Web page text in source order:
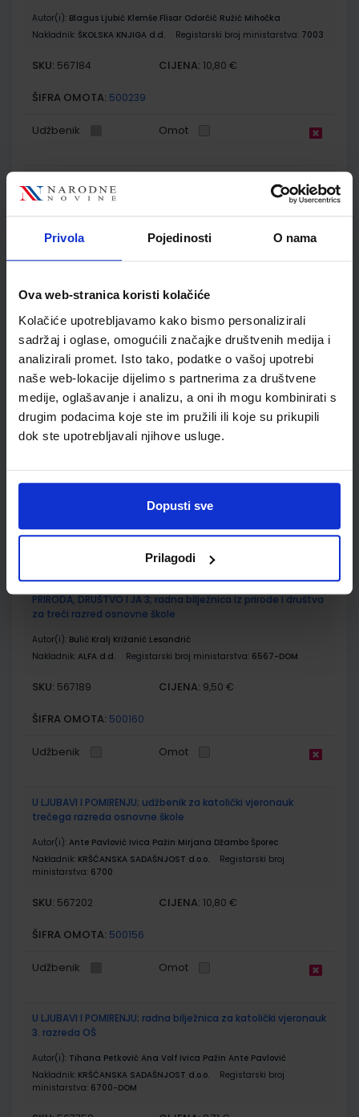
Privola Pojedinosti O nama
Ova web-stranica koristi kolačiće
Kolačiće upotrebljavamo kako bismo personalizirali
sadržaj i oglase, omogućili značajke društvenih medija i
analizirali promet. Isto tako, podatke o vašoj upotrebi
naše web-lokacije dijelimo s partnerima za društvene
medije, oglašavanje i analizu, a oni ih mogu kombinirati s
drugim podacima koje ste im pružili ili koje su prikupili
dok ste upotrebljavali njihove usluge.
Dopusti sve
Prilagodi
Autor(i): Blagus Ljubić Klemše Flisar Odorčić Ružić Mihočka
Nakladnik: ŠKOLSKA KNJIGA d.d. Registarski broj ministarstva: 7003
SKU: 567184 CIJENA: 10,80 €
ŠIFRA OMOTA: 500239
Udžbenik Omot
E-SVIJET 3; radna bilježnica informatike u trećem razredu
osnovne škole
Nakladnik: ŠKOLSKA KNJIGA d.d.
Registarski broj ministarstva:
ŠIFRA OMOTA: 500744
Udžbenik Omot
PRIRODA, DRUŠTVO I JA 3; radni udžbenik iz prirode i društva
za treći razred osnovne škole
Autor(i):Mila Bulić Gordana Kralj Lidija Križanić Marija Lesandrić
SKU:567188 CIJENA:10,80 €
PRIRODA, DRUŠTVO I JA 3; radna bilježnica iz prirode i društva
za treći razred osnovne škole
Autor(i): Bulić Kralj Križanić Lesandrić
Nakladnik: ALFA d.d. Registarski broj ministarstva: 6567-DOM
SKU: 567189 CIJENA: 9,50 €
ŠIFRA OMOTA: 500160
Udžbenik Omot
U LJUBAVI I POMIRENJU; udžbenik za katolički vjeronauk
trećega razreda osnovne škole
Autor(i): Ante Pavlović Ivica Pažin Mirjana Džambo Šporec
Nakladnik: KRŠĆANSKA SADAŠNJOST d.o.o.
Registarski broj
ministarstva: 6700
SKU: 567202 CIJENA: 10,80 €
ŠIFRA OMOTA: 500156
Udžbenik Omot
U LJUBAVI I POMIRENJU; radna bilježnica za katolički vjeronauk
3. razreda OŠ
Autor(i): Tihana Petković Ana Volf Ivica Pažin Ante Pavlović
Nakladnik: KRŠĆANSKA SADAŠNJOST d.o.o.
Registarski broj
ministarstva: 6700-DOM